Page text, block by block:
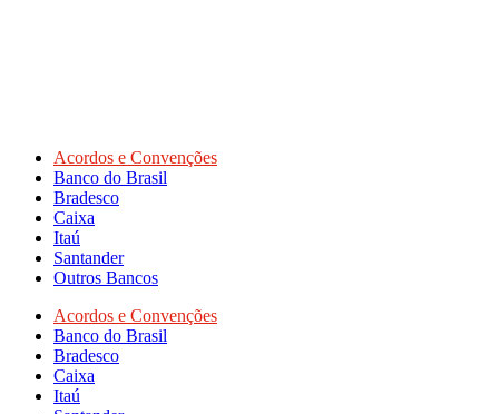
Acordos e Convenções
Banco do Brasil
Bradesco
Caixa
Itaú
Santander
Outros Bancos
Acordos e Convenções
Banco do Brasil
Bradesco
Caixa
Itaú